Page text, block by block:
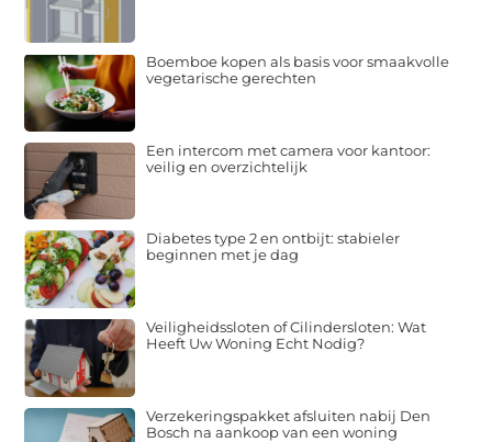
Boemboe kopen als basis voor smaakvolle
vegetarische gerechten
Een intercom met camera voor kantoor:
veilig en overzichtelijk
Diabetes type 2 en ontbijt: stabieler
beginnen met je dag
Veiligheidssloten of Cilindersloten: Wat
Heeft Uw Woning Echt Nodig?
Verzekeringspakket afsluiten nabij Den
Bosch na aankoop van een woning